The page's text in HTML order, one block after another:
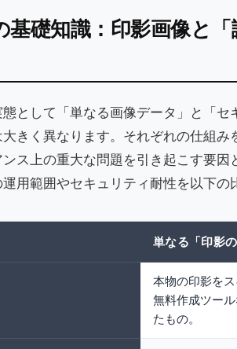
基礎知識：印影画像と
として「単なる画像データ」と「
きく異なります。それぞれの仕組
ス上の重大な問題を引き起こす要
用範囲やセキュリティ耐性を以下の
単なる「印影
本物の印影を
無料作成ツー
たもの。